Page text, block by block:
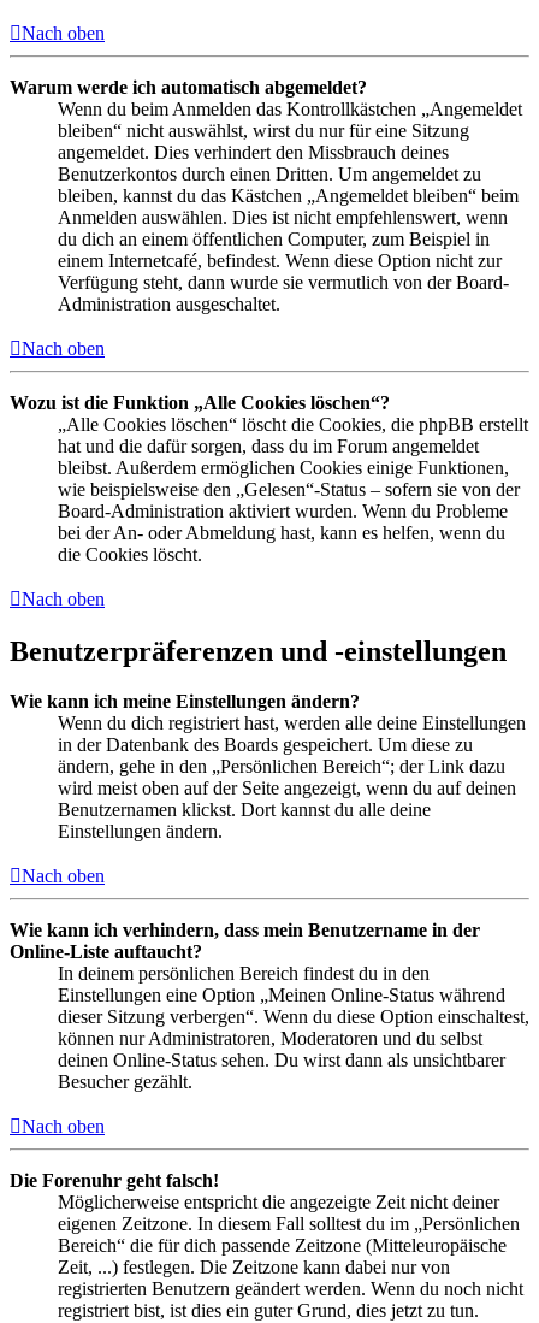
Nach oben
Warum werde ich automatisch abgemeldet?
Wenn du beim Anmelden das Kontrollkästchen „Angemeldet
bleiben“ nicht auswählst, wirst du nur für eine Sitzung
angemeldet. Dies verhindert den Missbrauch deines
Benutzerkontos durch einen Dritten. Um angemeldet zu
bleiben, kannst du das Kästchen „Angemeldet bleiben“ beim
Anmelden auswählen. Dies ist nicht empfehlenswert, wenn
du dich an einem öffentlichen Computer, zum Beispiel in
einem Internetcafé, befindest. Wenn diese Option nicht zur
Verfügung steht, dann wurde sie vermutlich von der Board-
Administration ausgeschaltet.
Nach oben
Wozu ist die Funktion „Alle Cookies löschen“?
„Alle Cookies löschen“ löscht die Cookies, die phpBB erstellt
hat und die dafür sorgen, dass du im Forum angemeldet
bleibst. Außerdem ermöglichen Cookies einige Funktionen,
wie beispielsweise den „Gelesen“-Status – sofern sie von der
Board-Administration aktiviert wurden. Wenn du Probleme
bei der An- oder Abmeldung hast, kann es helfen, wenn du
die Cookies löscht.
Nach oben
Benutzerpräferenzen und -einstellungen
Wie kann ich meine Einstellungen ändern?
Wenn du dich registriert hast, werden alle deine Einstellungen
in der Datenbank des Boards gespeichert. Um diese zu
ändern, gehe in den „Persönlichen Bereich“; der Link dazu
wird meist oben auf der Seite angezeigt, wenn du auf deinen
Benutzernamen klickst. Dort kannst du alle deine
Einstellungen ändern.
Nach oben
Wie kann ich verhindern, dass mein Benutzername in der
Online-Liste auftaucht?
In deinem persönlichen Bereich findest du in den
Einstellungen eine Option „Meinen Online-Status während
dieser Sitzung verbergen“. Wenn du diese Option einschaltest,
können nur Administratoren, Moderatoren und du selbst
deinen Online-Status sehen. Du wirst dann als unsichtbarer
Besucher gezählt.
Nach oben
Die Forenuhr geht falsch!
Möglicherweise entspricht die angezeigte Zeit nicht deiner
eigenen Zeitzone. In diesem Fall solltest du im „Persönlichen
Bereich“ die für dich passende Zeitzone (Mitteleuropäische
Zeit, ...) festlegen. Die Zeitzone kann dabei nur von
registrierten Benutzern geändert werden. Wenn du noch nicht
registriert bist, ist dies ein guter Grund, dies jetzt zu tun.